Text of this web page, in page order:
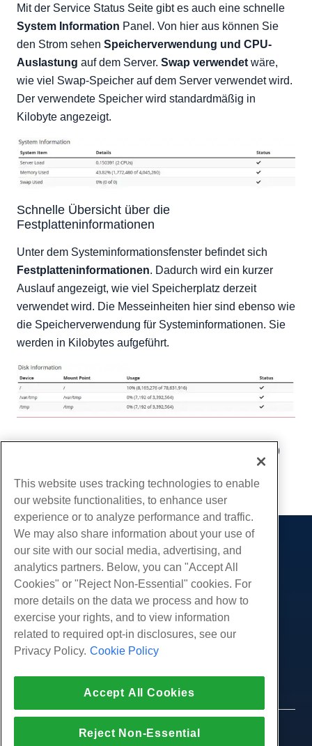
Mit der Service Status Seite gibt es auch eine schnelle
System Information Panel. Von hier aus können Sie
den Strom sehen Speicherverwendung und CPU-
Auslastung auf dem Server. Swap verwendetwäre,
wie viel Swap-Speicher auf dem Server verwendet wird.
Der verwendete Speicher wird standardmäßig in
Kilobyte angezeigt.
Schnelle Übersicht über die
Festplatteninformationen
Unter dem Systeminformationsfenster befindet sich
Festplatteninformationen. Dadurch wird ein kurzer
Auslauf angezeigt, wie viel Speicherplatz derzeit
verwendet wird. Die Messeinheiten hier sind ebenso wie
die Speicherverwendung für Systeminformationen. Sie
werden in Kilobytes aufgeführt.
Januar 21, 2019
Kopieren URL
Produkte
Web-Hosting
Business Hosting
Reseller Hosting
White Label Reseller
Verwaltete Linux. VPS
Verwaltete Fenster. VPS
Nicht verwaltetes Windows VPS
Cloud-Server
Dienstleistungen
Website-Migrationen
Gemeinschaft
Produktdokumentation
Tutorials
Unternehmen
Über uns
Drücken Sie
Partnerprogramm
Datenschutz-Bestimmungen
Strafverfolgung
Partnervereinbarung
Unterstützung
Live-Chat mit uns
Öffnen Sie ein Support-Ticket
© 2010-2026 Hostwinds, ein HostPapa Inc.
Unternehmen.
This website uses tracking technologies to enable
our website functionalities, to enhance user
experience or to analyze performance and traffic.
We may also share information about your use of
our site with our social media, advertising, and
analytics partners. Below, you can "Accept All
Cookies" or "Reject Non-Essential" cookies. For
more details on the data we process and how to
exercise your rights, and to view information
related to required opt-in disclosures, see our
Privacy Policy. Cookie Policy
Accept All Cookies
Reject Non-Essential